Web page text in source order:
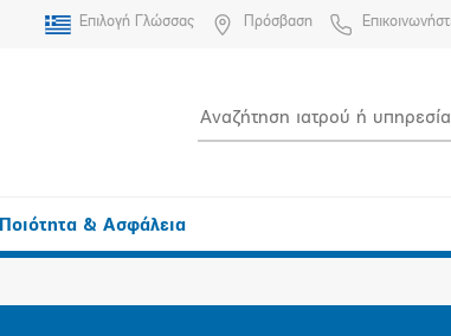
Επιλογή Γλώσσας Πρόσβαση
Ποιότητα & Ασφάλεια